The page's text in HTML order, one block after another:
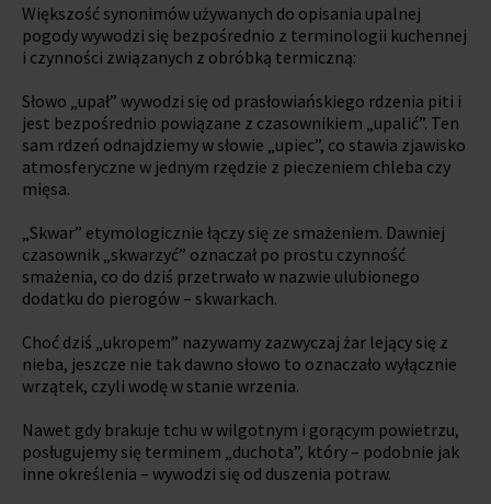
Większość synonimów używanych do opisania upalnej
pogody wywodzi się bezpośrednio z terminologii kuchennej
i czynności związanych z obróbką termiczną:
Słowo „upał” wywodzi się od prasłowiańskiego rdzenia piti i
jest bezpośrednio powiązane z czasownikiem „upalić”. Ten
sam rdzeń odnajdziemy w słowie „upiec”, co stawia zjawisko
atmosferyczne w jednym rzędzie z pieczeniem chleba czy
mięsa.
„Skwar” etymologicznie łączy się ze smażeniem. Dawniej
czasownik „skwarzyć” oznaczał po prostu czynność
smażenia, co do dziś przetrwało w nazwie ulubionego
dodatku do pierogów – skwarkach.
Choć dziś „ukropem” nazywamy zazwyczaj żar lejący się z
nieba, jeszcze nie tak dawno słowo to oznaczało wyłącznie
wrzątek, czyli wodę w stanie wrzenia.
Nawet gdy brakuje tchu w wilgotnym i gorącym powietrzu,
posługujemy się terminem „duchota”, który – podobnie jak
inne określenia – wywodzi się od duszenia potraw.